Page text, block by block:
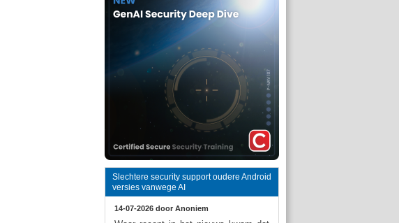
Slechtere security support oudere Android
versies vanwege AI
14-07-2026 door Anoniem